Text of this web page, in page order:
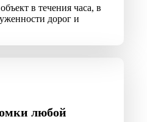
в течения часа, в
дорог и
любой